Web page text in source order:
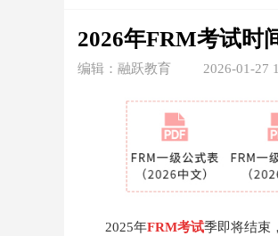
2026年FRM考试时
编辑：融跃教育 2026-01-27
2025年FRM考试季即将结束